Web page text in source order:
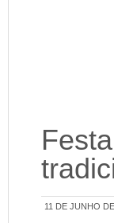
11 DE JUNHO